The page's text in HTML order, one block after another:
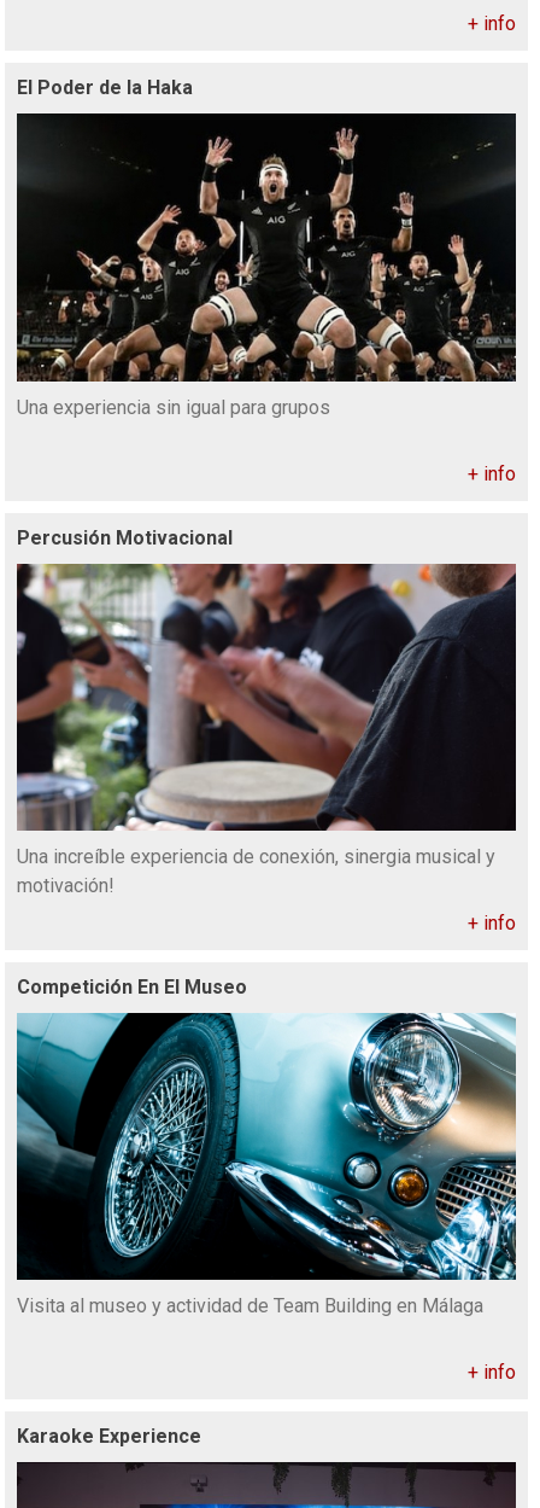
+ info
El Poder de la Haka
Una experiencia sin igual para grupos
+ info
Percusión Motivacional
Una increíble experiencia de conexión, sinergia musical y
motivación!
+ info
Competición En El Museo
Visita al museo y actividad de Team Building en Málaga
+ info
Karaoke Experience